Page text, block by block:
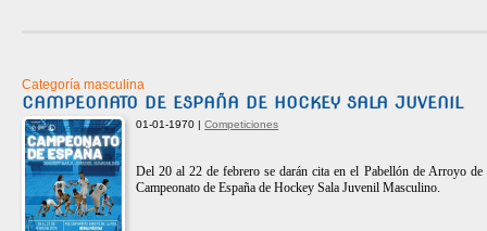
Categoría masculina
CAMPEONATO DE ESPAÑA DE HOCKEY SALA JUVENIL
01-01-1970 |Competiciones
Del 20 al 22 de febrero se darán cita en el Pabellón de Arroyo
Campeonato de España de Hockey Sala Juvenil Masculino.